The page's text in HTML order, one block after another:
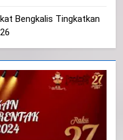
Bengkalis Tingkatkan